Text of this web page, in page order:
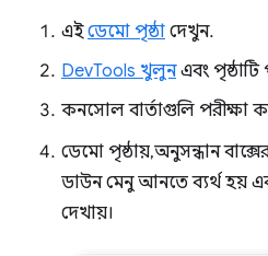
এইডেমো পৃষ্ঠা দেখুন.
DevTools খুলুনএবং
কনসোল বার্তাগুলি পরীক্ষা
ডেমো পৃষ্ঠায়, অনুসন্ধান
ডাউন মেনু আনতে ব্যর্থ হয়
দেখায়।